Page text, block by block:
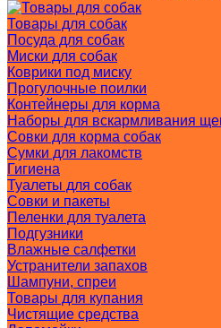
Товары для собак
Посуда для собак
Миски для собак
Коврики под миску
Прогулочные поилки
Контейнеры для корма
Наборы для вскармливания
Совки для корма собак
Сумки для лакомств
Гигиена
Туалеты для собак
Совки и пакеты
Пеленки для туалета
Подгузники
Влажные салфетки
Устранители запахов
Шампуни, спреи
Товары для купания
Чистящие средства